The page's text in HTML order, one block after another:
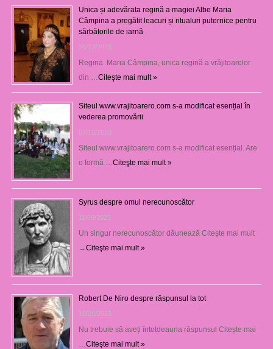
Unica și adevărata regină a magiei Albe Maria
Câmpina a pregătit leacuri și ritualuri puternice pentru
sărbătorile de iarnă
26/12/2023
Regina Maria Câmpina, unica regină a vrăjitoarelor
din … Citeşte mai mult »
Siteul www.vrajitoarero.com s-a modificat esențial în
vederea promovării
07/12/2023
Siteul www.vrajitoarero.com s-a modificat esențial. Are
o formă … Citeşte mai mult »
Syrus despre omul nerecunoscător
11/09/2023
Un singur nerecunoscător dăunează Citește mai mult
→Citeşte mai mult »
Robert De Niro despre răspunsul la tot
10/09/2023
Nu trebuie să aveți întotdeauna răspunsul Citește mai
Citeşte mai mult »